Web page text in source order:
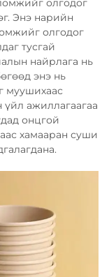
олгодог
Энэ нарийн
олгодог
тусгай
найрлага нь
энэ нь
муушихаас
үйл ажиллагаагаа
онцгой
хамааран суши